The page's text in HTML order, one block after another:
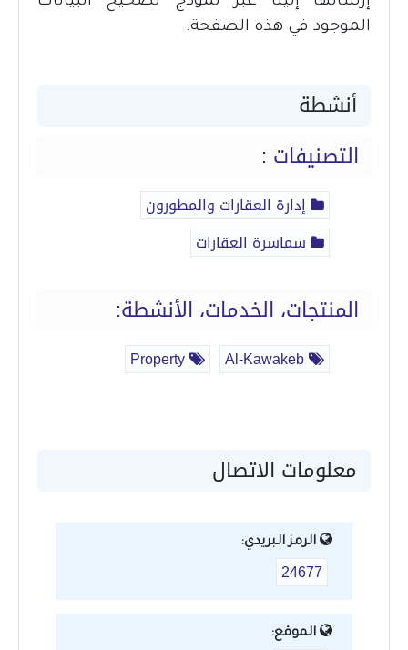
الموجود في هذه الصفحة.
أنشطة
التصنيفات :
إدارة العقارات والمطورون
سماسرة العقارات
المنتجات، الخدمات، الأنشطة:
معلومات الاتصال
الرمز البريدي:
24677
الموقع: